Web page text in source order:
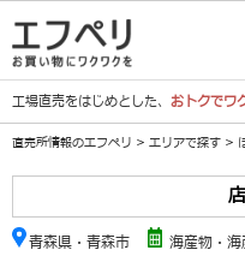
工場直売をはじめとした、 おトクでワ
直売所情報のエフペリ > エリアで探す >
青森県・青森市 海産物・